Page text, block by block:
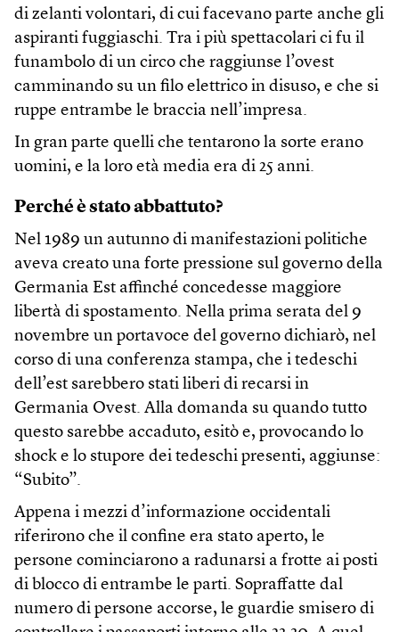
di zelanti volontari, di cui facevano parte anche gli
aspiranti fuggiaschi. Tra i più spettacolari ci fu il
funambolo di un circo che raggiunse l’ovest
camminando su un filo elettrico in disuso, e che si
ruppe entrambe le braccia nell’impresa.
In gran parte quelli che tentarono la sorte erano
uomini, e la loro età media era di 25 anni.
Perché è stato abbattuto?
Nel 1989 un autunno di manifestazioni politiche
aveva creato una forte pressione sul governo della
Germania Est affinché concedesse maggiore
libertà di spostamento. Nella prima serata del 9
novembre un portavoce del governo dichiarò, nel
corso di una conferenza stampa, che i tedeschi
dell’est sarebbero stati liberi di recarsi in
Germania Ovest. Alla domanda su quando tutto
questo sarebbe accaduto, esitò e, provocando lo
shock e lo stupore dei tedeschi presenti, aggiunse:
“Subito”.
Appena i mezzi d’informazione occidentali
riferirono che il confine era stato aperto, le
persone cominciarono a radunarsi a frotte ai posti
di blocco di entrambe le parti. Sopraffatte dal
numero di persone accorse, le guardie smisero di